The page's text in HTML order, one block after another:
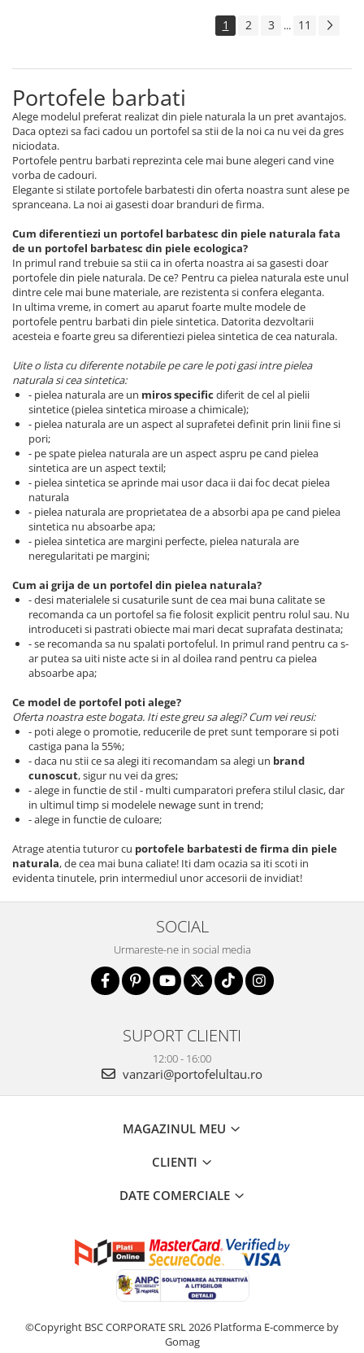
1 2 3 ... 11
Portofele barbati
Alege modelul preferat realizat din piele naturala la un pret avantajos.
Daca optezi sa faci cadou un portofel sa stii de la noi ca nu vei da gres
niciodata.
Portofele pentru barbati reprezinta cele mai bune alegeri cand vine
vorba de cadouri.
Elegante si stilate portofele barbatesti din oferta noastra sunt alese pe
spranceana. La noi ai gasesti doar branduri de firma.
Cum diferentiezi un portofel barbatesc din piele naturala fata
de un portofel barbatesc din piele ecologica?
In primul rand trebuie sa stii ca in oferta noastra ai sa gasesti doar
portofele din piele naturala. De ce? Pentru ca pielea naturala este unul
dintre cele mai bune materiale, are rezistenta si confera eleganta.
In ultima vreme, in comert au aparut foarte multe modele de
portofele pentru barbati din piele sintetica. Datorita dezvoltarii
acesteia e foarte greu sa diferentiezi pielea sintetica de cea naturala.
Uite o lista cu diferente notabile pe care le poti gasi intre pielea
naturala si cea sintetica:
- pielea naturala are un miros specific diferit de cel al pielii
sintetice (pielea sintetica miroase a chimicale);
- pielea naturala are un aspect al suprafetei definit prin linii fine si
pori;
- pe spate pielea naturala are un aspect aspru pe cand pielea
sintetica are un aspect textil;
- pielea sintetica se aprinde mai usor daca ii dai foc decat pielea
naturala
- pielea naturala are proprietatea de a absorbi apa pe cand pielea
sintetica nu absoarbe apa;
- pielea sintetica are margini perfecte, pielea naturala are
neregularitati pe margini;
Cum ai grija de un portofel din pielea naturala?
- desi materialele si cusaturile sunt de cea mai buna calitate se
recomanda ca un portofel sa fie folosit explicit pentru rolul sau. Nu
introduceti si pastrati obiecte mai mari decat suprafata destinata;
- se recomanda sa nu spalati portofelul. In primul rand pentru ca s-
ar putea sa uiti niste acte si in al doilea rand pentru ca pielea
absoarbe apa;
Ce model de portofel poti alege?
Oferta noastra este bogata. Iti este greu sa alegi? Cum vei reusi:
- poti alege o promotie, reducerile de pret sunt temporare si poti
castiga pana la 55%;
- daca nu stii ce sa alegi iti recomandam sa alegi un brand
cunoscut, sigur nu vei da gres;
- alege in functie de stil - multi cumparatori prefera stilul clasic, dar
in ultimul timp si modelele newage sunt in trend;
- alege in functie de culoare;
Atrage atentia tuturor cu portofele barbatesti de firma din piele
naturala, de cea mai buna caliate! Iti dam ocazia sa iti scoti in
evidenta tinutele, prin intermediul unor accesorii de invidiat!
SOCIAL
Urmareste-ne in social media
SUPORT CLIENTI
12:00 - 16:00
vanzari@portofelultau.ro
MAGAZINUL MEU
CLIENTI
DATE COMERCIALE
©Copyright BSC CORPORATE SRL 2026 Platforma E-commerce by
Gomag